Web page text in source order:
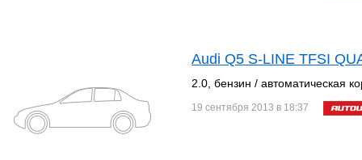
Audi Q5 S-LINE TFSI
2.0, бензин / автоматическая
19 сентября 2013 в 18:37